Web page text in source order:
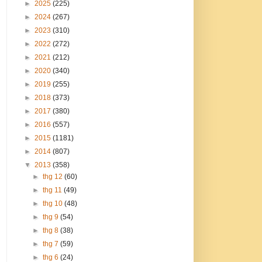
► 2025 (225)
► 2024 (267)
► 2023 (310)
► 2022 (272)
► 2021 (212)
► 2020 (340)
► 2019 (255)
► 2018 (373)
► 2017 (380)
► 2016 (557)
► 2015 (1181)
► 2014 (807)
▼ 2013 (358)
►thg 12(60)
►thg 11(49)
►thg 10(48)
►thg 9(54)
►thg 8(38)
►thg 7(59)
►thg 6(24)